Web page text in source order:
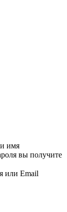
имя
вы получите
или Email